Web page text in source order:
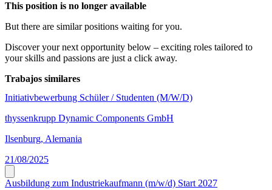
This position is no longer available
But there are similar positions waiting for you.
Discover your next opportunity below – exciting roles tailored to
your skills and passions are just a click away.
Trabajos similares
Initiativbewerbung Schüler / Studenten (M/W/D)
thyssenkrupp Dynamic Components GmbH
Ilsenburg, Alemania
21/08/2025
Ausbildung zum Industriekaufmann (m/w/d) Start 2027